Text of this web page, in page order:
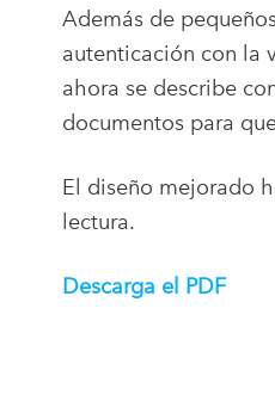
Además de
autenticación con la
ahora se describe
documentos para
El diseño mejorado
lectura.
Descarga el PDF